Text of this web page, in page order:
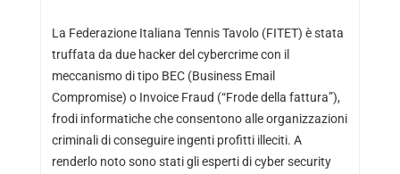
La Federazione Italiana Tennis Tavolo (FITET) è stata
truffata da due hacker del cybercrime con il
meccanismo di tipo BEC (Business Email
Compromise) o Invoice Fraud (“Frode della fattura”),
frodi informatiche che consentono alle organizzazioni
criminali di conseguire ingenti profitti illeciti. A
renderlo noto sono stati gli esperti di cyber security